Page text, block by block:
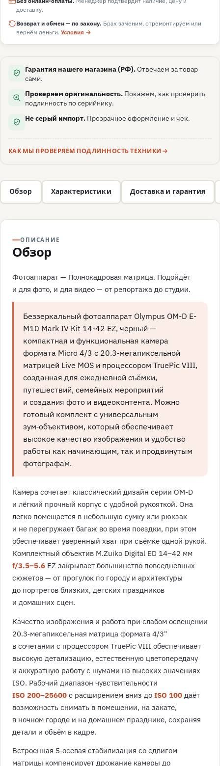
доставку.
Возврат и обмен — по закону. Брак заменим, отремонтируем или
вернём деньги. Условия →
Гарантия нашего магазина (РФ).Отвечаем за товар
сами.
Проверяем оригинальность. Покажем, как проверить
подлинность по серийнику.
Не серый импорт. Прозрачное оформление и чек.
КАК МЫ ПРОВЕРЯЕМ ПОДЛИННОСТЬ ТЕХНИКИ
Обзор Характеристики Доставка и гарантия
ОПИСАНИЕ
Обзор
Фотоаппарат — Полнокадровая матрица. Подойдёт
и для фото, и для видео — от репортажа до студии.
Беззеркальный фотоаппарат Olympus OM-D E-
M10 Mark IV Kit 14-42 EZ, черный —
компактная и функциональная камера
формата Micro 4/3 с 20.3‑мегапиксельной
матрицей Live MOS и процессором TruePic VIII,
созданная для ежедневной съёмки,
путешествий, семейных мероприятий
и создания фото и видеоконтента. Можно
готовый комплект с универсальным
зум‑объективом, который обеспечивает
высокое качество изображения и удобство
работы как начинающим, так и продвинутым
фотографам.
Камера сочетает классический дизайн серии OM-D
и лёгкий прочный корпус с удобной рукояткой. Она
легко помещается в небольшую сумку или рюкзак
и не перегружает багаж во время поездки, при этом
обеспечивает уверенный хват при съёмке одной рукой.
Комплектный объектив M.Zuiko Digital ED 14–42 мм
f/3.5–5.6 EZ закрывает большинство повседневных
сюжетов — от прогулок по городу и архитектуры
до портретов близких, детских праздников
и домашних сцен.
Качество изображения и работа при слабом освещении
20.3‑мегапиксельная матрица формата 4/3"
в сочетании с процессором TruePic VIII обеспечивает
высокую детализацию, естественную цветопередачу
и аккуратную работу с шумами на высоких значениях
ISO. Рабочий диапазон чувствительности
ISO 200–25600 с расширением вниз до ISO 100 даёт
возможность снимать в помещении, на закате,
в ночном городе и на домашнем празднике, сохраняя
детали и объём в кадре.
Встроенная 5‑осевая стабилизация со сдвигом
матрицы компенсирует дрожание камеры до